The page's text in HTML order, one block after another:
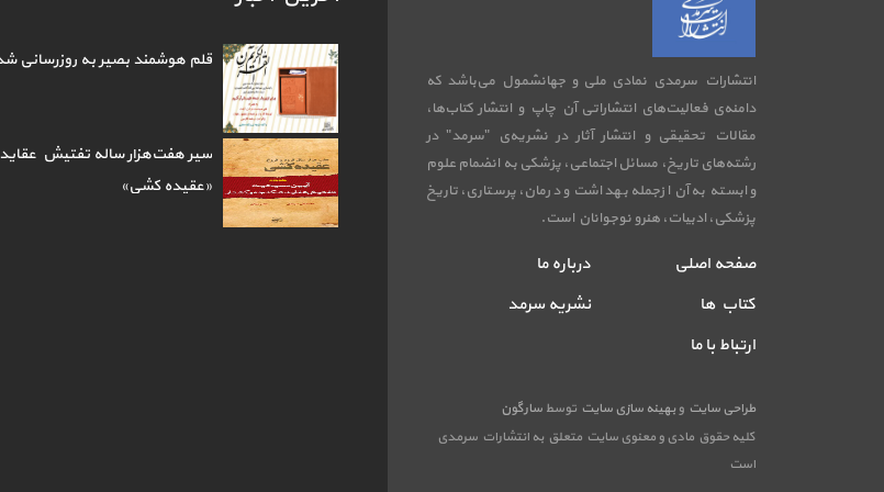
قلم هوشمند بصیر به روزرسانی
سیر هفت‌هزار ساله تفتیش
«عقیده کشی»
انتشارات سرمدی نمادی ملی و جهانشمول می‌باشد که
دامنه‌ی فعالیت‌های انتشاراتی آن چاپ و انتشار کتاب‌ها،
مقالات تحقیقی و انتشار آثار در نشریه‌ی "سرمد" در
رشته‌های تاریخ، مسائل اجتماعی، پزشکی به انضمام علوم
وابسته به آن ازجمله بهداشت و درمان، پرستاری، تاریخ
پزشکی، ادبیات، هنرو نوجوانان است.
صفحه اصلی
درباره ما
کتاب ها
نشریه سرمد
ارتباط با ما
طراحی سایت وبهینه سازی سایت توسط سارگون
کلیه حقوق مادی و معنوی سایت متعلق به انتشارات سرمدی
است